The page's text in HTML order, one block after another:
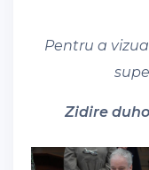
Pentru a
Zidire